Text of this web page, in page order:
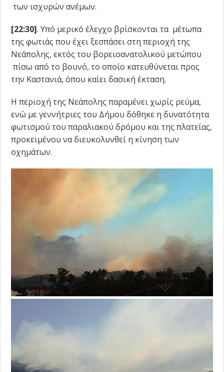
των ισχυρών ανέμων.
[22:30]. Υπό μερικό έλεγχο βρίσκονται τα μέτωπα
της φωτιάς που έχει ξεσπάσει στη περιοχή της
Νεάπολης, εκτός του βορειοανατολικού μετώπου
πίσω από το βουνό, το οποίο κατευθύνεται προς
την Καστανιά, όπου καίει δασική έκταση.
Η περιοχή της Νεάπολης παραμένει χωρίς ρεύμα,
ενώ με γεννήτριες του Δήμου δόθηκε η δυνατότητα
φωτισμού του παραλιακού δρόμου και της πλατείας,
προκειμένου να διευκολυνθεί η κίνηση των
οχημάτων.